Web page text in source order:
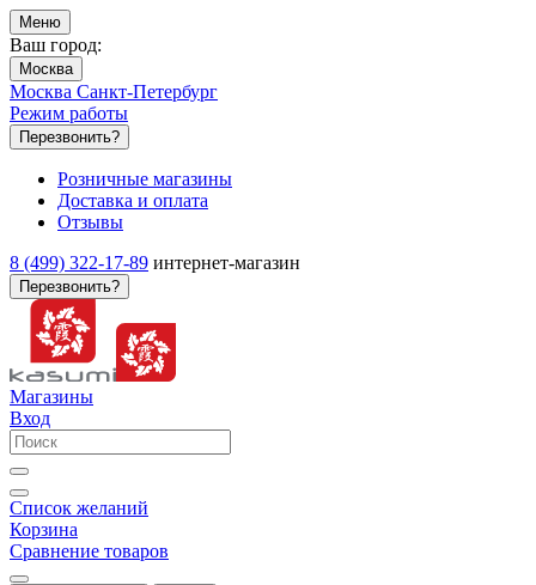
Меню
Ваш город:
Москва
Москва Санкт-Петербург
Режим работы
Перезвонить?
Розничные магазины
Доставка и оплата
Отзывы
8 (499) 322-17-89 интернет-магазин
Перезвонить?
Магазины
Вход
Список желаний
Корзина
Сравнение товаров